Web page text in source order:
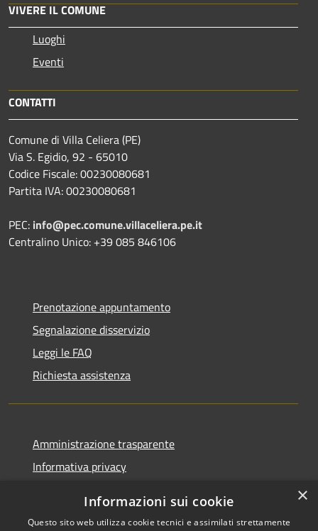
VIVERE IL COMUNE
Luoghi
Eventi
CONTATTI
Comune di Villa Celiera (PE)
Via S. Egidio, 92 - 65010
Codice Fiscale: 00230080681
Partita IVA: 00230080681
PEC: info@pec.comune.villaceliera.pe.it
Centralino Unico: +39 085 846106
Prenotazione appuntamento
Segnalazione disservizio
Leggi le FAQ
Richiesta assistenza
Amministrazione trasparente
Informativa privacy
Dichiarazione di accessibilità
×
Informazioni sui cookie
Questo sito web utilizza cookie tecnici e assimilati strettamente